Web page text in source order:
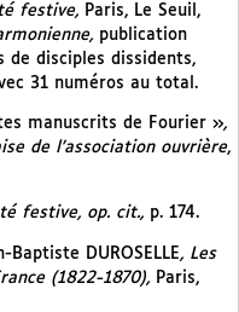
festive, Paris, Le Seuil,
publication
de disciples dissidents,
31 numéros au total.
manuscrits de Fourier »,
de l’association ouvrière,
festive, op. cit., p. 174.
DUROSELLE, Les
(1822-1870), Paris,